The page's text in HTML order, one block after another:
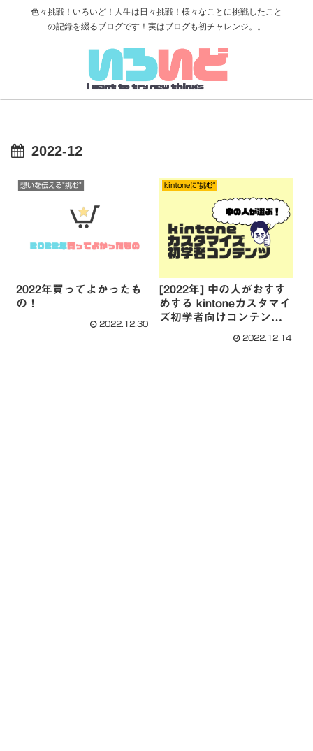
色々挑戦！いろいど！人生は日々挑戦！様々なことに挑戦したこと
の記録を綴るブログです！実はブログも初チャレンジ。。
2022-12
想いを伝える”挑む”
2022年買ってよかったも
の！
2022.12.30
kintoneに"挑む"
[2022年] 中の人がおすす
めする kintoneカスタマイ
ズ初学者向けコンテンツ
2022.12.14